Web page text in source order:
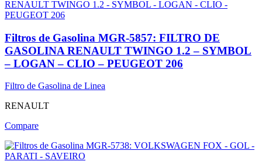
Filtros de Gasolina MGR-5857: FILTRO DE
GASOLINA RENAULT TWINGO 1.2 – SYMBOL
– LOGAN – CLIO – PEUGEOT 206
Filtro de Gasolina de Linea
RENAULT
Compare